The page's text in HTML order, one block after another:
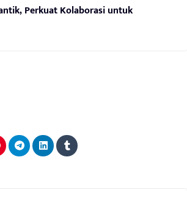
Perkuat Kolaborasi untuk